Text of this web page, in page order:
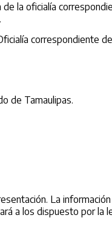
la oficialía
correspondiente del
de Tamaulipas.
La
a los dispuesto por la